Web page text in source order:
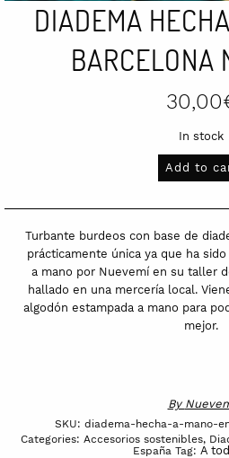
DIADEMA
BARCELONA
30,00
In stock
a
mano
Barcelona
Add to
Turbante burdeos con base de
prácticamente única ya que ha
a mano por Nuevemí en su taller
hallado en una mercería local.
algodón estampada a mano para
mejor.
By
SKU: diadema-hecha-a-mano-
Categories: Accesorios sostenibles,
España Tag: A